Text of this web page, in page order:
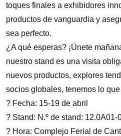
toques finales a exhibidores
productos de vanguardia y
sea perfecto.
¿A qué esperas? ¡Únete
nuestro stand es una visita
nuevos productos, explores
socios globales, tenemos lo
? Fecha: 15-19 de abril
? Stand: N.º de stand: 12.0A01-
? Hora: Complejo Ferial de